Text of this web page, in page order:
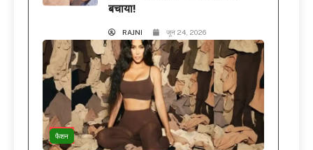
बचाया!
RAJNI जून 24, 2026
फैशन